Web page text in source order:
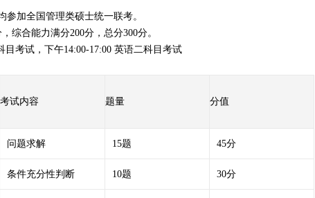
参加全国管理类硕士统一联考。
综合能力满分200分，总分300分。
目考试，下午14:00-17:00 英语二科目考试
考试内容 题量 分值
问题求解 15题 45分
条件充分性判断 10题 30分